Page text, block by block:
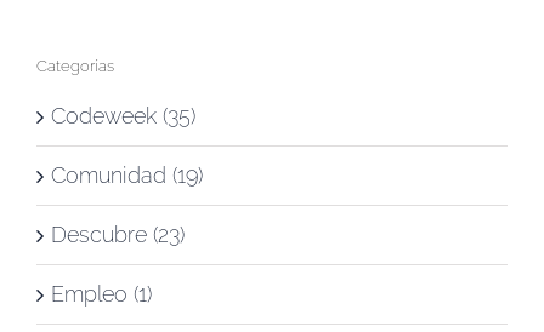
Categorías
Codeweek (35)
Comunidad (19)
Descubre (23)
Empleo (1)